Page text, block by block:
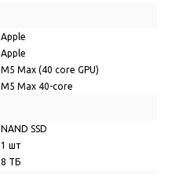
Apple
Apple
M5 Max (40 core GPU)
M5 Max 40-core
NAND SSD
1 шт
8 ТБ